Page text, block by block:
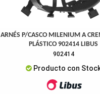
ARNÉS P/CASCO MILENIUM A
PLÁSTICO 902414 LIBUS
902414
Producto con